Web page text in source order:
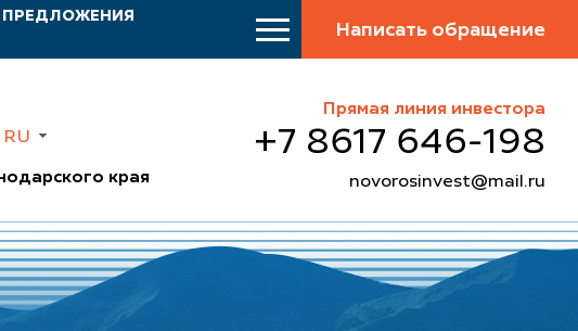
Написать обращение
RU
края
Прямая линия инвестора
+7 8617 646-198
novorosinvest@mail.ru